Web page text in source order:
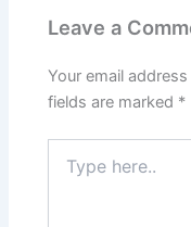
Leave a
Your email
fields are marked *
here..